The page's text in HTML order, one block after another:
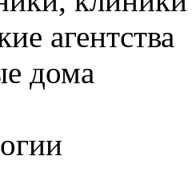
агентства
дома